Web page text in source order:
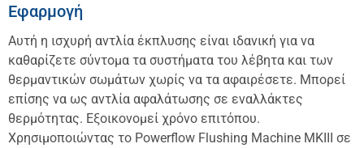
Εφαρμογή
Αυτή η ισχυρή αντλία έκπλυσης είναι ιδανική για να
καθαρίζετε σύντομα τα συστήματα του λέβητα και των
θερμαντικών σωμάτων χωρίς να τα αφαιρέσετε. Μπορεί
επίσης να ως αντλία αφαλάτωσης σε εναλλάκτες
θερμότητας. Εξοικονομεί χρόνο επιτόπου.
Χρησιμοποιώντας το Powerflow Flushing Machine MKIII σε